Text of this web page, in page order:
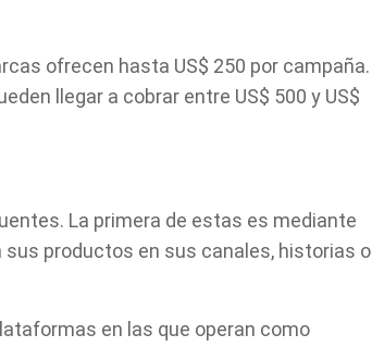
ofrecen hasta US$ 250 por campaña.
llegar a cobrar entre US$ 500 y US$
La primera de estas es mediante
productos en sus canales, historias o
en las que operan como